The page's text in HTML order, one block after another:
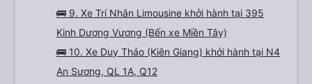
🚌 9. Xe Trí Nhân Limousine khởi hành tại 395
Kinh Dương Vương (Bến xe Miền Tây)
🚌 10. Xe Duy Thảo (Kiên Giang) khởi hành tại N4
An Sương, QL 1A, Q12